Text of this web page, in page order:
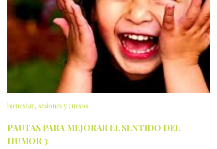
bienestar sesiones y cursos
PAUTAS PARA MEJORAR EL SENTIDO DEL
HUMOR 3